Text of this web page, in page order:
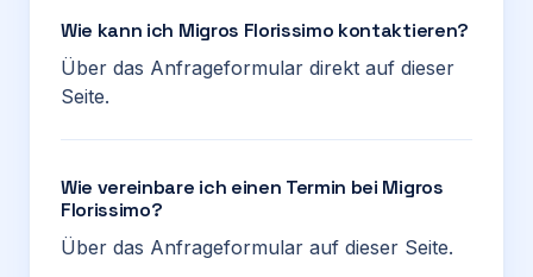
Wie kann ich Migros Florissimo kontaktieren?
Über das Anfrageformular direkt auf dieser
Seite.
Wie vereinbare ich einen Termin bei Migros
Florissimo?
Über das Anfrageformular auf dieser Seite.